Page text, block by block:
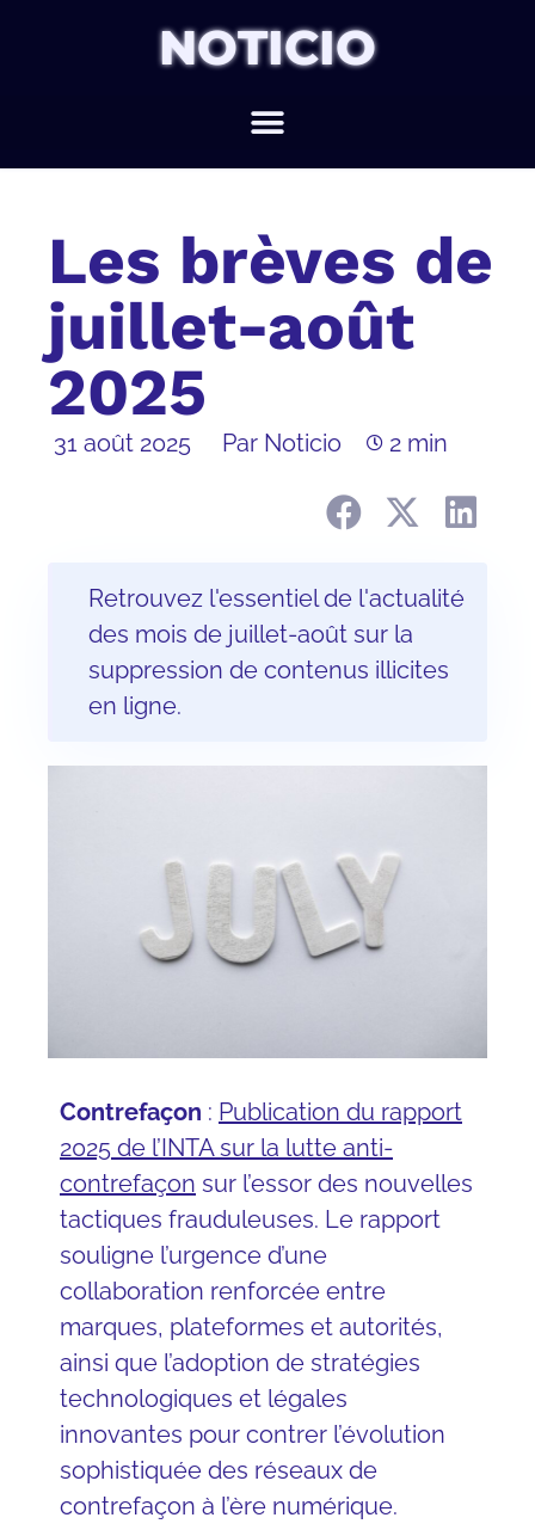
NOTICIO
Les brèves de
juillet-août
2025
31 août 2025 Par Noticio 2 min
Retrouvez l'essentiel de l'actualité
des mois de juillet-août sur la
suppression de contenus illicites
en ligne.
Contrefaçon : Publication du rapport
2025 de l’INTA sur la lutte anti-
contrefaçon sur l’essor des nouvelles
tactiques frauduleuses. Le rapport
souligne l’urgence d’une
collaboration renforcée entre
marques, plateformes et autorités,
ainsi que l’adoption de stratégies
technologiques et légales
innovantes pour contrer l’évolution
sophistiquée des réseaux de
contrefaçon à l’ère numérique.